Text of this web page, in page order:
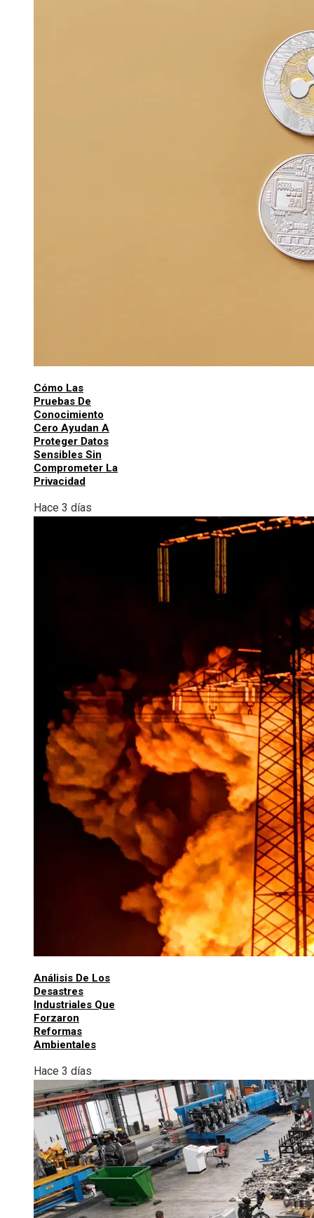
Cómo Las
Pruebas De
Conocimiento
Cero Ayudan A
Proteger Datos
Sensibles Sin
Comprometer La
Privacidad
Hace 3 días
Análisis De Los
Desastres
Industriales Que
Forzaron
Reformas
Ambientales
Hace 3 días